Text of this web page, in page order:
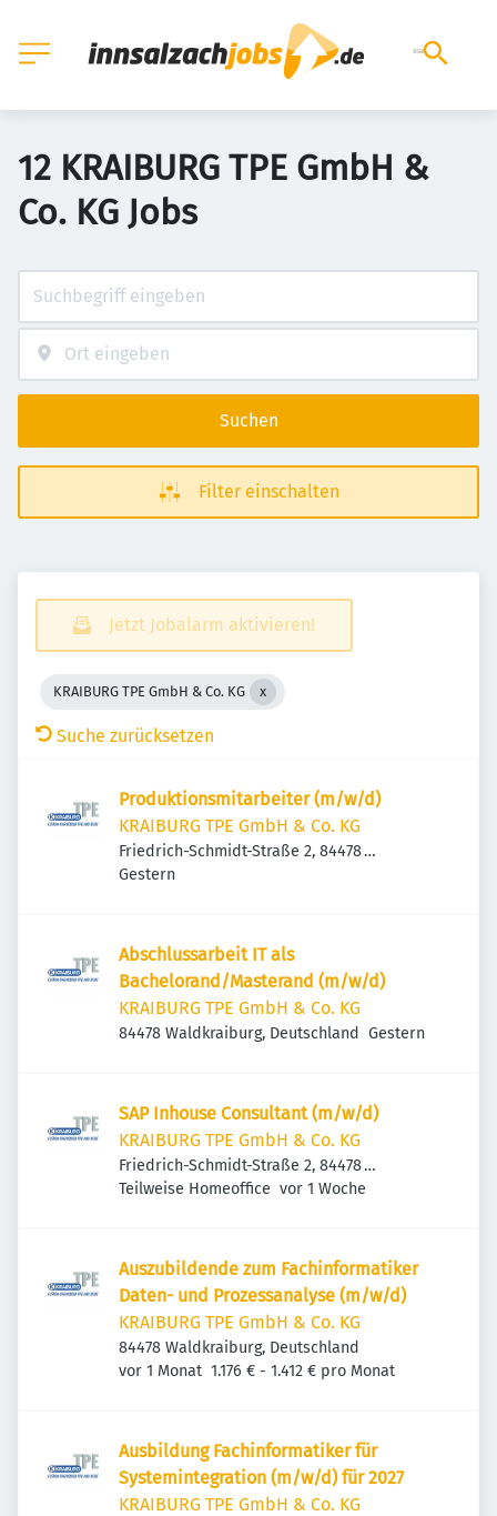
12 KRAIBURG TPE GmbH &
Co. KG Jobs
Suchen
Filter einschalten
Jetzt Jobalarm aktivieren!
KRAIBURG TPE GmbH & Co. KG
Suche zurücksetzen
Produktionsmitarbeiter (m/w/d)
KRAIBURG TPE GmbH & Co. KG
Friedrich-Schmidt-Straße 2, 84478
Waldkraiburg, Deutschland
Veröffentlicht
Gestern
Abschlussarbeit IT als
Bachelorand/Masterand (m/w/d)
KRAIBURG TPE GmbH & Co. KG
84478 Waldkraiburg, Deutschland Veröffentlicht
Gestern
SAP Inhouse Consultant (m/w/d)
KRAIBURG TPE GmbH & Co. KG
Friedrich-Schmidt-Straße 2, 84478
Waldkraiburg, Deutschland
Teilweise Homeoffice Veröffentlicht
vor 1 Woche
Auszubildende zum Fachinformatiker
Daten- und Prozessanalyse (m/w/d)
KRAIBURG TPE GmbH & Co. KG
84478 Waldkraiburg, Deutschland
Veröffentlicht:
vor 1 Monat 1.176 € - 1.412 € pro Monat
Ausbildung Fachinformatiker für
Systemintegration (m/w/d) für 2027
KRAIBURG TPE GmbH & Co. KG